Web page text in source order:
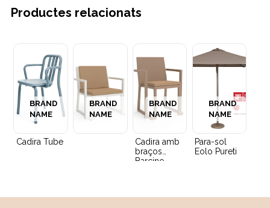
Productes relacionats
Cadira Tube
BRAND
NAME
BRAND
NAME
Cadira amb
braços
Barcino
BRAND
NAME
Para-sol
Eolo Pureti
BRAND
NAME